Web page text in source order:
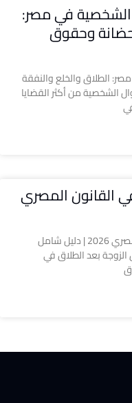
الشخصية في مصر:
وحقوق
الطلاق والخلع والنفقة
الشخصية من أكثر القضايا
القانون المصري
حقوق الزوجة بعد الطلاق في القانون المصري 2026 | دليل شامل
بعد الطلاق في